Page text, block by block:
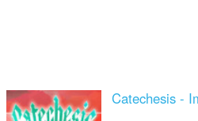
Catechesis -